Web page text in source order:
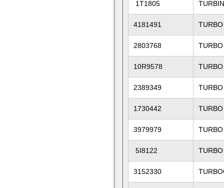
1T1805
4181491 TURBO
2803768
10R9578
2389349
1730442
3979979
5I8122
3152330